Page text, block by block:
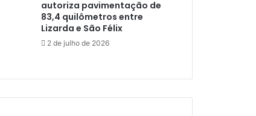
autoriza pavimentação de
83,4 quilômetros entre
Lizarda e São Félix
2 de julho de 2026